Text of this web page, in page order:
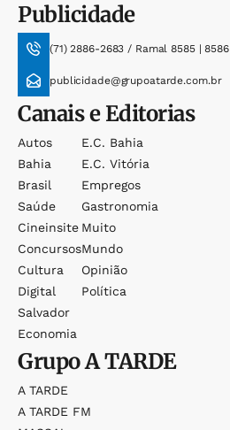
Publicidade
(71) 2886-2683 / Ramal 8585 | 8586
publicidade@grupoatarde.com.br
Canais e Editorias
Autos
Bahia
Brasil
Saúde
Cineinsite
Concursos
Cultura
Digital
Salvador
Economia
E.c. Bahia
E.c. Vitória
Empregos
Gastronomia
Muito
Mundo
Opinião
Política
GrupoA TARDE
A TARDE
A TARDE FM